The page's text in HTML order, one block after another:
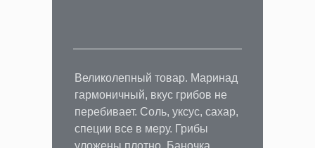
Великолепный товар. Маринад
гармоничный, вкус грибов не
перебивает. Соль, уксус, сахар,
специи все в меру. Грибы